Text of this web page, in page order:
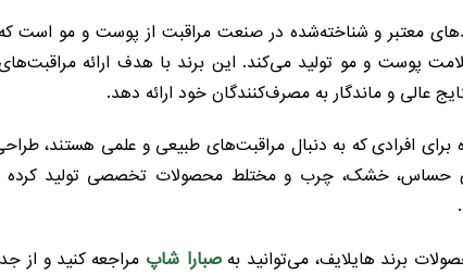
معتبر و شناخته‌شده در صنعت مراقبت از پوست و مو است که
پوست و مو تولید می‌کند. این برند با هدف ارائه
عالی و ماندگار به مصرف‌کنندگان خود ارائه دهد.
برای افرادی که به دنبال مراقبت‌های طبیعی و علمی هستند،
حساس، خشک، چرب و مختلط محصولات تخصصی تولید کرده و
برند هایلایف، می‌توانید بهصبارا شاپ مراجعه کنید و از